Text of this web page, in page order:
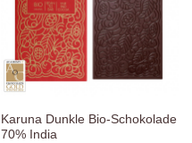
Karuna Dunkle Bio-Schokolade
70% India